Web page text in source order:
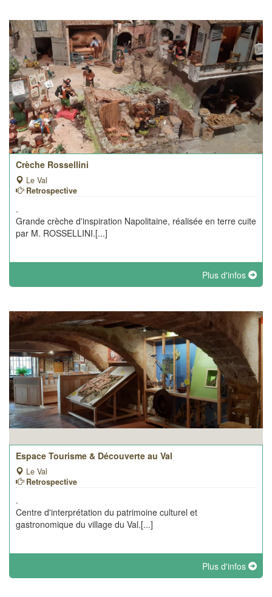
Crèche Rossellini
Le Val
Retrospective
.
Grande crèche d'inspiration Napolitaine, réalisée en terre cuite
par M. ROSSELLINI.[...]
Plus d'infos
Espace Tourisme & Découverte au Val
Le Val
Retrospective
.
Centre d'interprétation du patrimoine culturel et
gastronomique du village du Val.[...]
Plus d'infos